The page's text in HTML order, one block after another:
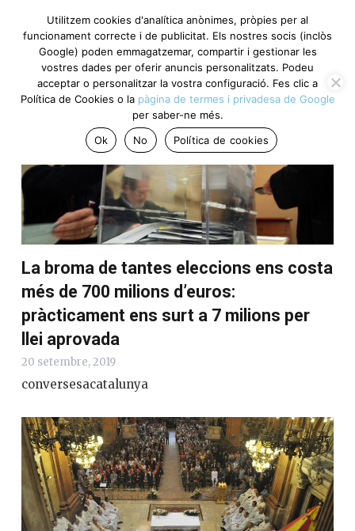
Punts clau del dia
La broma de tantes eleccions ens costa
més de 700 milions d’euros:
pràcticament ens surt a 7 milions per
llei aprovada
20 setembre, 2019
conversesacatalunya
Utilitzem cookies d'analítica anònimes, pròpies per al
funcionament correcte i de publicitat. Els nostres socis (inclòs
Google) poden emmagatzemar, compartir i gestionar les
vostres dades per oferir anuncis personalitzats. Podeu
acceptar o personalitzar la vostra configuració. Fes clic a
Política de Cookies o la pàgina de termes i privadesa de Google
per saber-ne més.
Ok
No Política de cookies